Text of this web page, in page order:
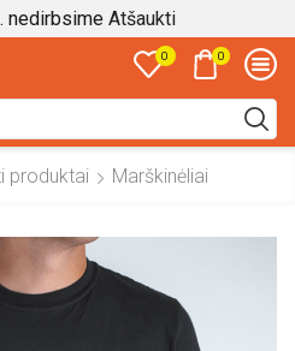
nedirbsime Atšaukti
0 0
input
produktai Marškinėliai